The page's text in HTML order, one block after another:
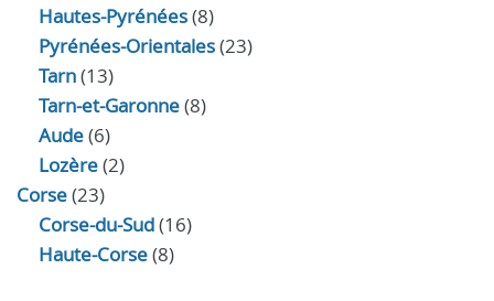
Hautes-Pyrénées(8)
Pyrénées-Orientales(23)
Tarn(13)
Tarn-et-Garonne(8)
Aude(6)
Lozère(2)
Corse(23)
Corse-du-Sud(16)
Haute-Corse(8)